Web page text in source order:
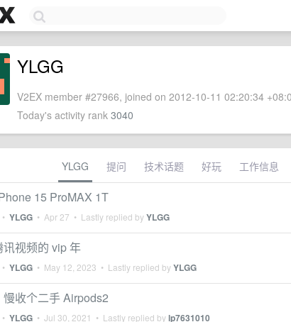
YLGG
V2EX member #27966, joined on 2012-10-11 02:20:34
Today's activity rank 3040
YLGG 提问 技术话题 好玩 工作信息
15 ProMAX 1T
• YLGG • Apr 27 • Lastly replied byYLGG
讯视频的 vip 年
• YLGG • May 12, 2023 • Lastly replied byYLGG
收个二手 Airpods2
• YLGG • Jul 30, 2021 • Lastly replied bylp7631010